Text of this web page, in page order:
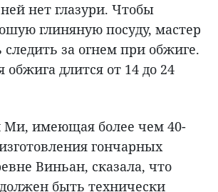
нет глазури. Чтобы
глиняную посуду, мастер
за огнем при обжиге.
длится от 14 до 24
Ми, имеющая более чем 40-
гончарных
Виньан, сказала, что
быть технически